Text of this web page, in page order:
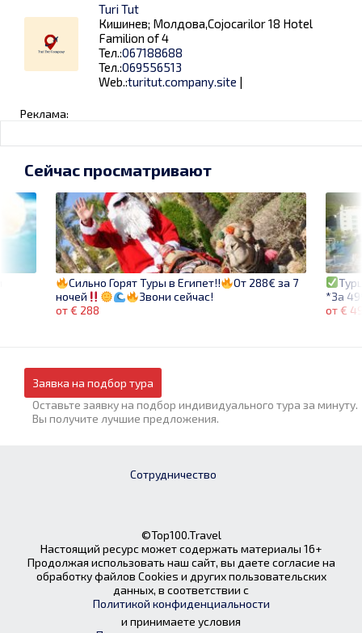
Turi Tut
Кишинев; Молдова,Cojocarilor 18 Hotel
Familion of 4
Тел.:067188688
Тел.:069556513
Web.:turitut.company.site |
Реклама:
*За
от €
Сейчас просматривают
Сильно Горят Туры в Египет!!
От 288€ за 7
ночей
Звони сейчас!
от € 288
Заявка на подбор тура
Оставьте заявку на подбор индивидуального тура за минуту.
Вы получите лучшие предложения.
Сотрудничество
©Top100.Travel
Настоящий ресурс может содержать материалы 16+
Продолжая использовать наш сайт, вы даете согласие на
обработку файлов Cookies и других пользовательских
данных, в соответствии с
Политикой конфиденциальности
и принимаете условия